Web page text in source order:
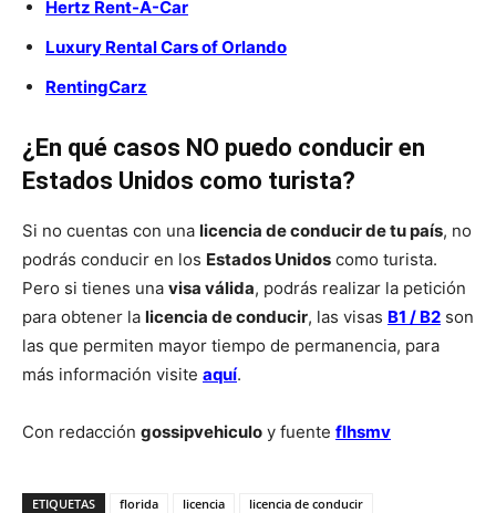
Hertz Rent-A-Car
Luxury Rental Cars of Orlando
RentingCarz
¿ En qué casos NO puedo conducir en
Estados Unidos como turista?
Si no cuentas con una licencia de conducir de tu país, no
podrás conducir en los Estados Unidos como turista.
Pero si tienes una visa válida, podrás realizar la petición
para obtener la licencia de conducir, las visas B1 / B2 son
las que permiten mayor tiempo de permanencia, para
más información visite aquí.
Con redacción gossipvehiculo y fuente flhsmv
ETIQUETAS florida licencia
licencia de conducir